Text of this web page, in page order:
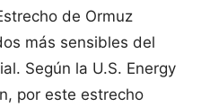
de Ormuz
más sensibles del
Según la U.S. Energy
por este estrecho